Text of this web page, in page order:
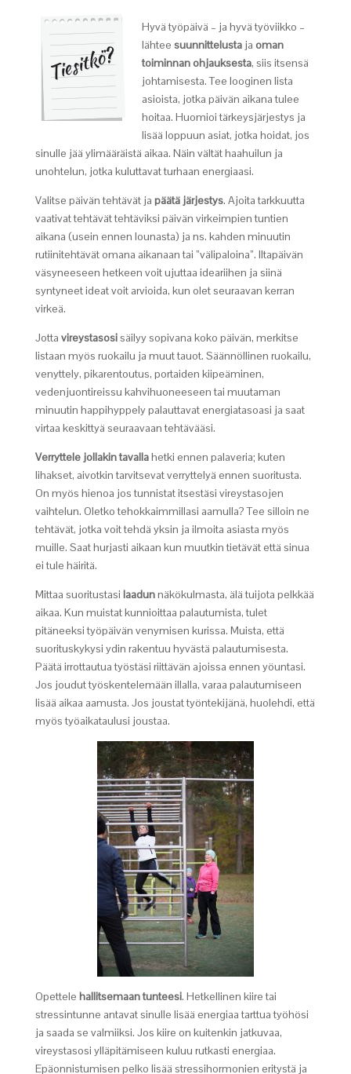
Hyvä työpäivä – ja hyvä työviikko –
lähtee suunnittelustaja oman
toiminnan ohjauksesta, siis itsensä
johtamisesta. Tee looginen lista
asioista, jotka päivän aikana tulee
hoitaa. Huomioi tärkeysjärjestys ja
lisää loppuun asiat, jotka hoidat, jos
sinulle jää ylimääräistä aikaa. Näin vältät haahuilun ja
unohtelun, jotka kuluttavat turhaan energiaasi.
Valitse päivän tehtävät ja päätä järjestys. Ajoita tarkkuutta
vaativat tehtävät tehtäviksi päivän virkeimpien tuntien
aikana (usein ennen lounasta) ja ns. kahden minuutin
rutiinitehtävät omana aikanaan tai ”välipaloina”. Iltapäivän
väsyneeseen hetkeen voit ujuttaa ideariihen ja siinä
syntyneet ideat voit arvioida, kun olet seuraavan kerran
virkeä.
Jotta vireystasosisäilyy sopivana koko päivän, merkitse
listaan myös ruokailu ja muut tauot. Säännöllinen ruokailu,
venyttely, pikarentoutus, portaiden kiipeäminen,
vedenjuontireissu kahvihuoneeseen tai muutaman
minuutin happihyppely palauttavat energiatasoasi ja saat
virtaa keskittyä seuraavaan tehtävääsi.
Verryttele jollakin tavallahetki ennen palaveria; kuten
lihakset, aivotkin tarvitsevat verryttelyä ennen suoritusta.
On myös hienoa jos tunnistat itsestäsi vireystasojen
vaihtelun. Oletko tehokkaimmillasi aamulla? Tee silloin ne
tehtävät, jotka voit tehdä yksin ja ilmoita asiasta myös
muille. Saat hurjasti aikaan kun muutkin tietävät että sinua
ei tule häiritä.
Mittaa suoritustasi laadunnäkökulmasta, älä tuijota pelkkää
aikaa. Kun muistat kunnioittaa palautumista, tulet
pitäneeksi työpäivän venymisen kurissa. Muista, että
suorituskykysi ydin rakentuu hyvästä palautumisesta.
Päätä irrottautua työstäsi riittävän ajoissa ennen yöuntasi.
Jos joudut työskentelemään illalla, varaa palautumiseen
lisää aikaa aamusta. Jos joustat työntekijänä, huolehdi, että
myös työaikataulusi joustaa.
Opettele hallitsemaan tunteesi. Hetkellinen kiire tai
stressintunne antavat sinulle lisää energiaa tarttua työhösi
ja saada se valmiiksi. Jos kiire on kuitenkin jatkuvaa,
vireystasosi ylläpitämiseen kuluu rutkasti energiaa.
Epäonnistumisen pelko lisää stressihormonien eritystä ja